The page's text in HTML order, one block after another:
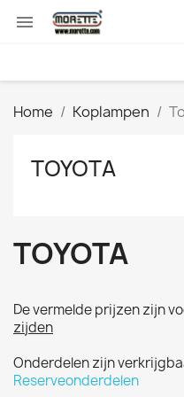

Home Koplampen
TOYOTA
TOYOTA
De vermelde prijzen zijn
zijden
Onderdelen zijn
Reserveonderdelen